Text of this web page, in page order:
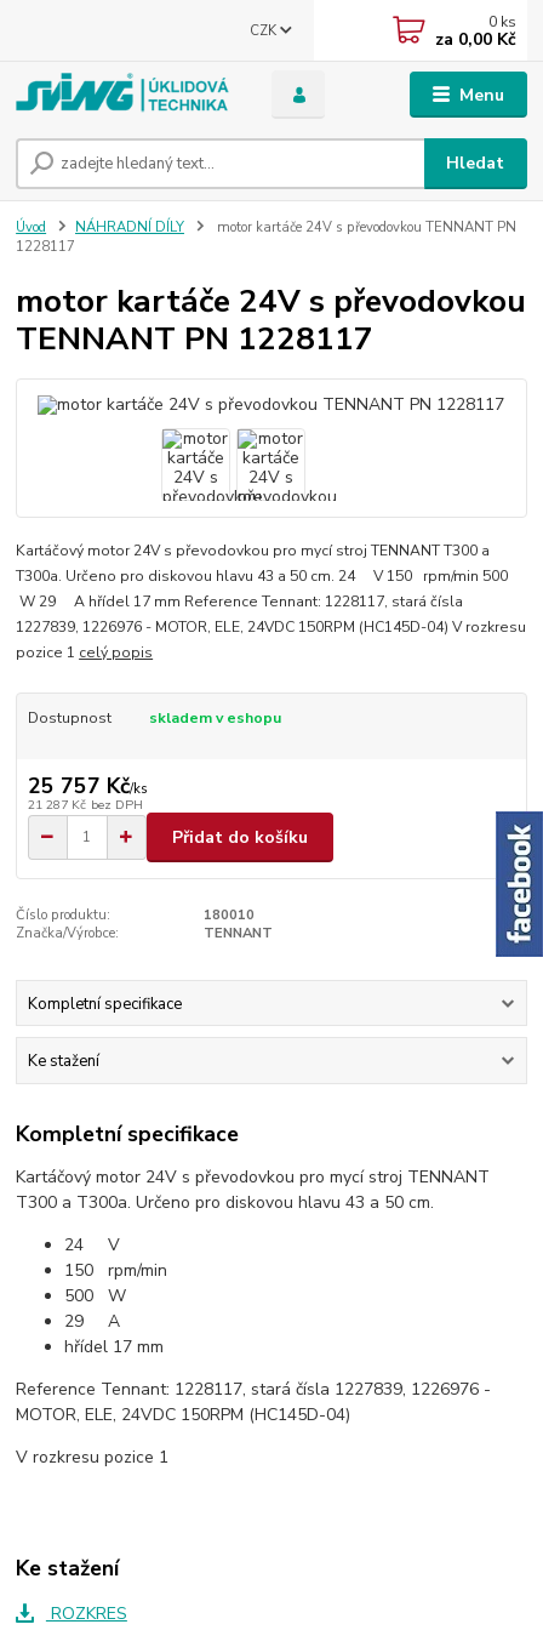
Menu
CZK
Hledat
0 ks
za 0,00 Kč
Úvod NÁHRADNÍ DÍLY
motor kartáče 24V s převodovkou TENNANT PN
1228117
motor kartáče 24V s převodovkou
TENNANT PN 1228117
Kartáčový motor 24V s převodovkou pro mycí stroj TENNANT T300 a
T300a. Určeno pro diskovou hlavu 43 a 50 cm. 24 V 150 rpm/min 500
W 29 A hřídel 17 mm Reference Tennant: 1228117, stará čísla
1227839, 1226976 - MOTOR, ELE, 24VDC 150RPM (HC145D-04) V rozkresu
pozice 1 celý popis
Dostupnost skladem v eshopu
25 757 Kč/ks
21 287 Kč bez DPH
Přidat do košíku
Číslo produktu:
180010
Značka/Výrobce:
TENNANT
Kompletní specifikace
Ke stažení
Kompletní specifikace
Kartáčový motor 24V s převodovkou pro mycí stroj TENNANT
T300 a T300a. Určeno pro diskovou hlavu 43 a 50 cm.
24 V
150 rpm/min
500 W
29 A
hřídel 17 mm
Reference Tennant: 1228117, stará čísla 1227839, 1226976 -
MOTOR, ELE, 24VDC 150RPM (HC145D-04)
V rozkresu pozice 1
Ke stažení
ROZKRES